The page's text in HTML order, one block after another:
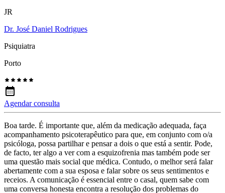
JR
Dr. José Daniel Rodrigues
Psiquiatra
Porto
Agendar consulta
Boa tarde. É importante que, além da medicação adequada, faça
acompanhamento psicoterapêutico para que, em conjunto com o/a
psicóloga, possa partilhar e pensar a dois o que está a sentir. Pode,
de facto, ter algo a ver com a esquizofrenia mas também pode ser
uma questão mais social que médica. Contudo, o melhor será falar
abertamente com a sua esposa e falar sobre os seus sentimentos e
receios. A comunicação é essencial entre o casal, quem sabe com
uma conversa honesta encontra a resolução dos problemas do